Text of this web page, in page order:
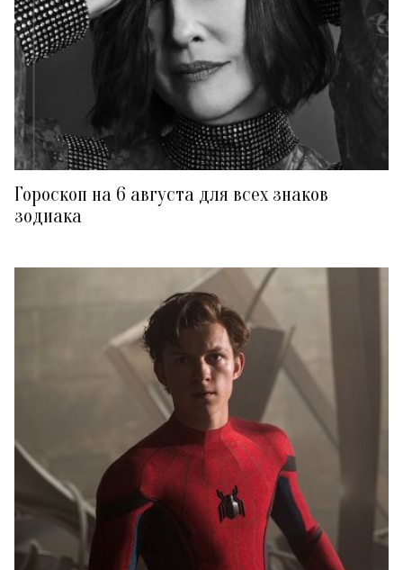
Гороскоп на 6 августа для всех знаков
зодиака